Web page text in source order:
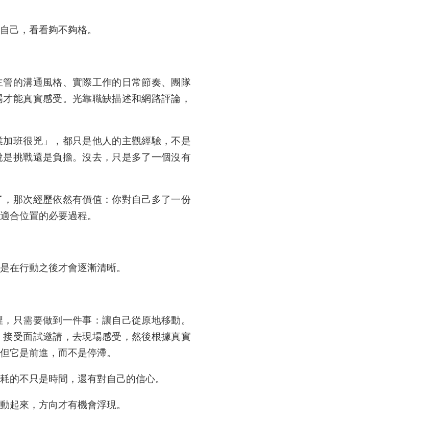
己，看看夠不夠格。
的溝通風格、實際工作的日常節奏、團隊
能真實感受。光靠職缺描述和網路評論，
班很兇」，都只是他人的主觀經驗，不是
挑戰還是負擔。沒去，只是多了一個沒有
那次經歷依然有價值：你對自己多了一份
合位置的必要過程。
在行動之後才會逐漸清晰。
只需要做到一件事：讓自己從原地移動。
受面試邀請，去現場感受，然後根據真實
它是前進，而不是停滯。
的不只是時間，還有對自己的信心。
起來，方向才有機會浮現。